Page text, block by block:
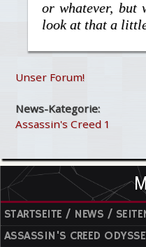
or whatever, but
look at that a
Unser Forum!
News-Kategorie:
Assassin's Creed 1
STARTSEITE / NEWS /
ASSASSIN'S CREED